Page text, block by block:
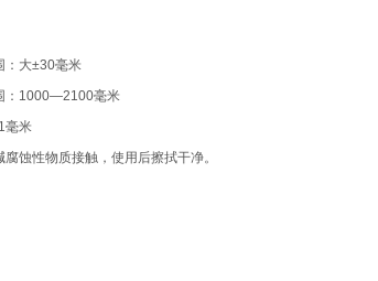
：大±30毫米
：1000—2100毫米
毫米
蚀性物质接触，使用后擦拭干净。